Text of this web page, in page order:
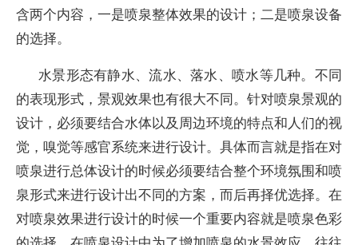
含两个内容，一是喷泉整体效果的设计；二是喷泉设备
的选择。
水景形态有静水、流水、落水、喷水等几种。不同
的表现形式，景观效果也有很大不同。针对喷泉景观的
设计，必须要结合水体以及周边环境的特点和人们的视
觉，嗅觉等感官系统来进行设计。具体而言就是指在对
喷泉进行总体设计的时候必须要结合整个环境氛围和喷
泉形式来进行设计出不同的方案，而后再择优选择。在
对喷泉效果进行设计的时候一个重要内容就是喷泉色彩